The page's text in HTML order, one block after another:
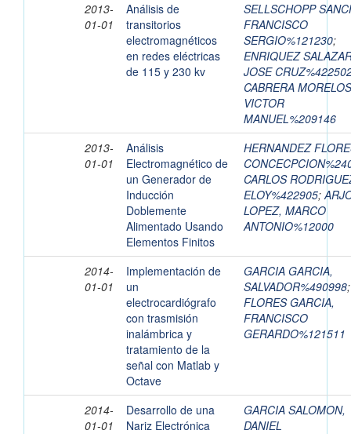
2013-
01-01
Análisis de
transitorios
electromagnéticos
en redes eléctricas
de 115 y 230 kv
SELLSCHOPP
FRANCISCO
SERGIO%121230;
ENRIQUEZ
JOSE
CABRERA
VICTOR
MANUEL%209146
2013-
01-01
Análisis
Electromagnético de
un Generador de
Inducción
Doblemente
Alimentado Usando
Elementos Finitos
HERNANDEZ
CARLOS
ELOY%422905;
LOPEZ, MARCO
ANTONIO%12000
2014-
01-01
Implementación de
un
electrocardiógrafo
con trasmisión
inalámbrica y
tratamiento de la
señal con Matlab y
Octave
GARCIA GARCIA,
SALVADOR%490998;
FLORES GARCIA,
FRANCISCO
GERARDO%121511
2014-
01-01
Desarrollo de una
Nariz Electrónica
GARCIA SALOMON,
DANIEL